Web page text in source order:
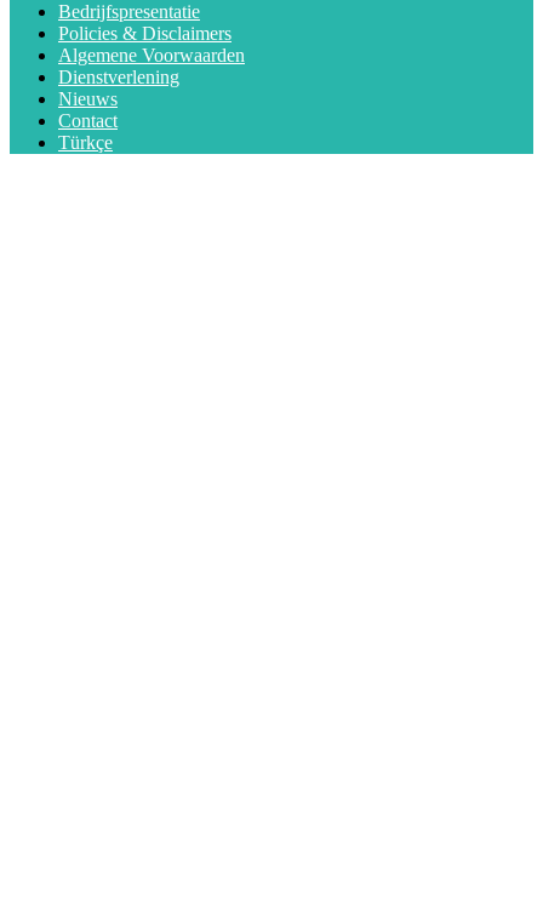
Bedrijfspresentatie
Policies & Disclaimers
Algemene Voorwaarden
Dienstverlening
Nieuws
Contact
Türkçe